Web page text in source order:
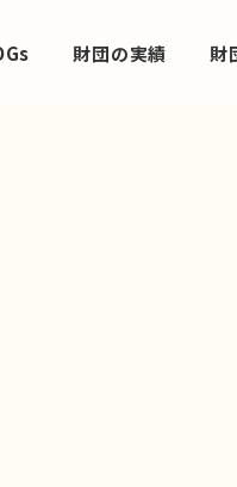
財団の実績 財